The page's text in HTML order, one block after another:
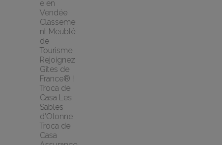
e en
Vendée
Classeme
nt Meublé
de
Tourisme
Rejoignez
Gîtes de
France® !
Troca de
Casa Les
Sables
d'Olonne
Troca de
Casa